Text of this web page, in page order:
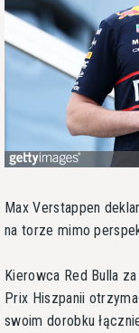
Max Verstappen
na torze mimo
Kierowca Red Bulla
Prix Hiszpanii
swoim dorobku